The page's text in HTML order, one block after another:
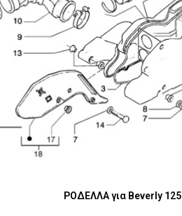
ΡΟΔΕΛΛΑ για Beverly 125